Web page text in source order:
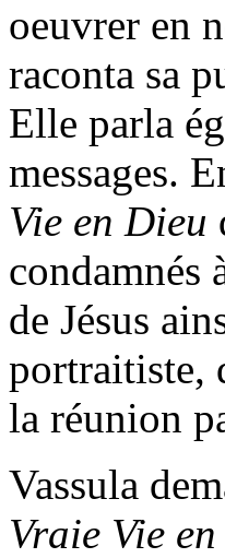
oeuvrer en
raconta sa
Elle parla
messages.
Vie en Dieu
condamnés
de Jésus
portraitiste,
la réunion
Vassula
Vraie Vie